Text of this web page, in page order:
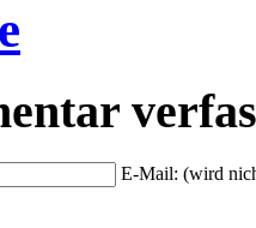
E-Mail: (wird